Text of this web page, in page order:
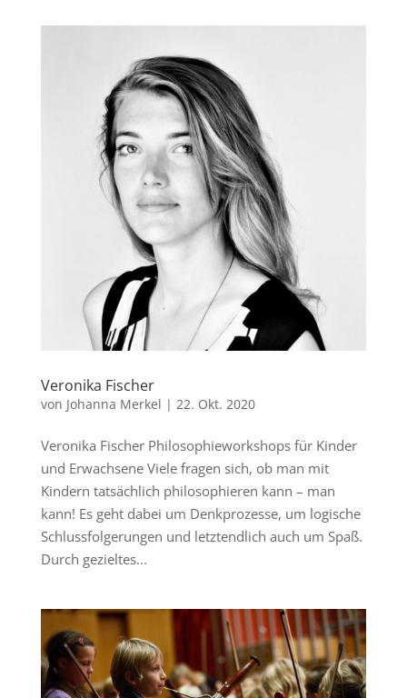
Veronika Fischer
von Johanna Merkel | 22. Okt. 2020
Veronika Fischer Philosophieworkshops für Kinder
und Erwachsene Viele fragen sich, ob man mit
Kindern tatsächlich philosophieren kann – man
kann! Es geht dabei um Denkprozesse, um logische
Schlussfolgerungen und letztendlich auch um Spaß.
Durch gezieltes...